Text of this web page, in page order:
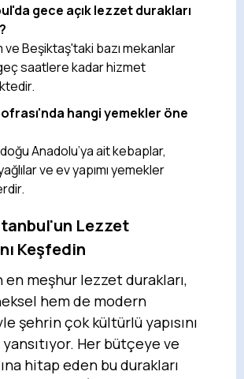
gece açık lezzet durakları
ve Beşiktaş'taki bazı mekanlar
saatlere kadar hizmet
hangi yemekler öne
Anadolu’ya ait kebaplar,
ve ev yapımı yemekler
Lezzet
Keşfedin
en meşhur lezzet durakları,
hem de modern
şehrin çok kültürlü yapısını
Her bütçeye ve
hitap eden bu durakları